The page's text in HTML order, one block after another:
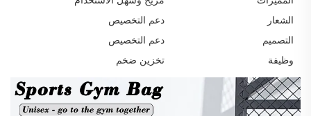
الشعار
دعم التخصيص
التصميم
دعم التخصيص
وظيفة
تخزين ضخم